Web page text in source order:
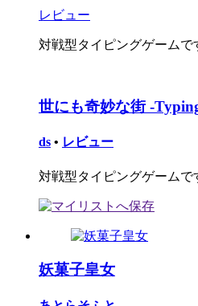
レビュー
対戦型タイピングゲームで
世にも奇妙な街 -
ds • レビュー
対戦型タイピングゲームで
妖菓子皇女